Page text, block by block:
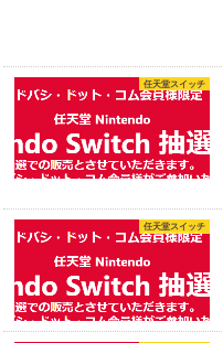
任天堂スイッチ
任天堂スイッチ